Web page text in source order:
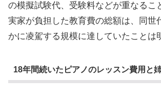
の模擬試験代、受験料などが重なるこ
実家が負担した教育費の総額は、同世
かに凌駕する規模に達していたことは
18年間続いたピアノのレッスン費用と